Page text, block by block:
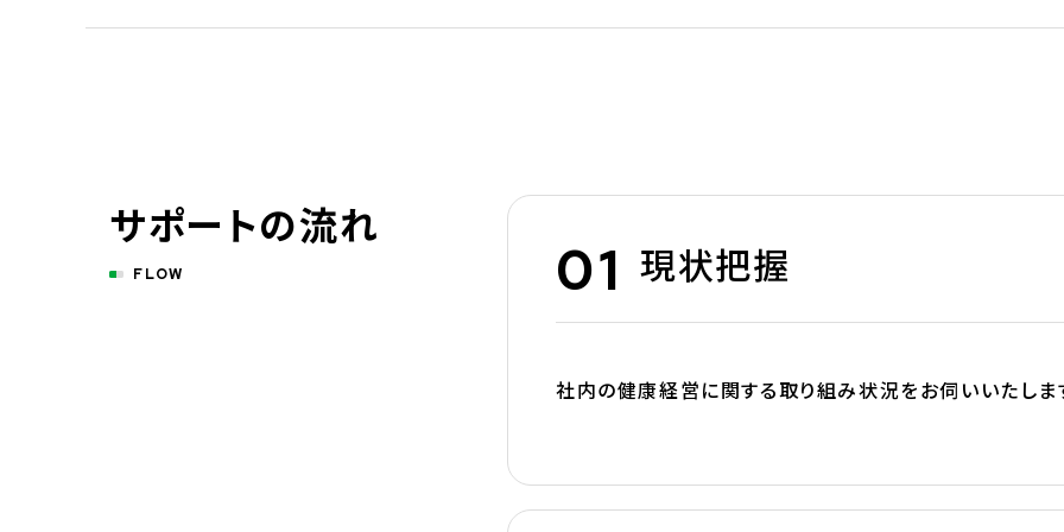
サポートの流れ
FLOW 現状把握
社内の健康経営に関する取り組み状況をお伺いいたしま